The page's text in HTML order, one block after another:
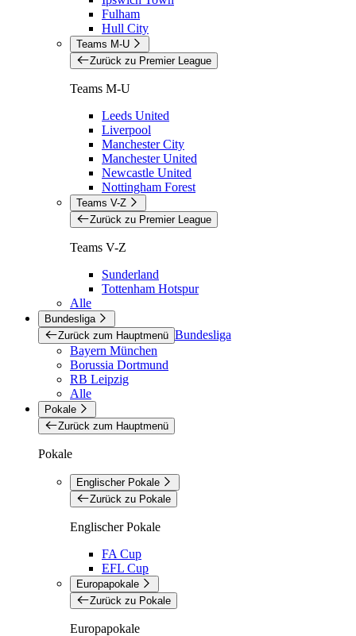
Fulham
Hull City
Teams M-U
Zurück zu Premier League
Teams M-U
Leeds United
Liverpool
Manchester City
Manchester United
Newcastle United
Nottingham Forest
Teams V-Z
Zurück zu Premier League
Teams V-Z
Sunderland
Tottenham Hotspur
Alle
Bundesliga
Zurück zum Hauptmenü Bundesliga
Bayern München
Borussia Dortmund
RB Leipzig
Alle
Pokale
Zurück zum Hauptmenü
Pokale
Englischer Pokale
Zurück zu Pokale
Englischer Pokale
FA Cup
EFL Cup
Europapokale
Zurück zu Pokale
Europapokale